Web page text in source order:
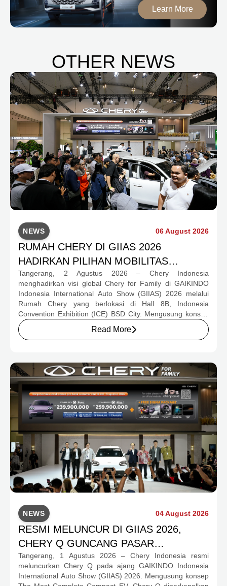
Learn More
OTHER NEWS
NEWS 06 August 2026
RUMAH CHERY DI GIIAS 2026
HADIRKAN PILIHAN MOBILITAS
LENGKAP DAN PROGRAM APRESIASI
KONSUMEN BERNILAI HAMPIR RP1
MILIAR
Tangerang, 2 Agustus 2026 – Chery Indonesia
menghadirkan visi global Chery for Family di GAIKINDO
Indonesia International Auto Show (GIIAS) 2026 melalui
Rumah Chery yang berlokasi di Hall 8B, Indonesia
Convention Exhibition (ICE) BSD City. Mengusung konsep
rumah yang hangat dan inklusif, Chery menghadirkan
pengalaman menyeluruh bagi keluarga Indonesia melalui
program apresiasi untuk konsumen.
Read More
NEWS 04 August 2026
RESMI MELUNCUR DI GIIAS 2026,
CHERY Q GUNCANG PASAR
OTOMOTIF MELALUI HARGA SPESIAL
MULAI RP239,9 JUTA
Tangerang, 1 Agustus 2026 – Chery Indonesia resmi
meluncurkan Chery Q pada ajang GAIKINDO Indonesia
International Auto Show (GIIAS) 2026. Mengusung konsep